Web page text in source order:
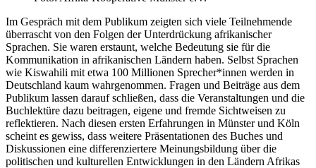
Im Gespräch mit dem Publikum zeigten sich viele Teilnehmende
überrascht von den Folgen der Unterdrückung afrikanischer
Sprachen. Sie waren erstaunt, welche Bedeutung sie für die
Kommunikation in afrikanischen Ländern haben. Selbst Sprachen
wie Kiswahili mit etwa 100 Millionen Sprecher*innen werden in
Deutschland kaum wahrgenommen. Fragen und Beiträge aus dem
Publikum lassen darauf schließen, dass die Veranstaltungen und die
Buchlektüre dazu beitragen, eigene und fremde Sichtweisen zu
reflektieren. Nach diesen ersten Erfahrungen in Münster und Köln
scheint es gewiss, dass weitere Präsentationen des Buches und
Diskussionen eine differenziertere Meinungsbildung über die
politischen und kulturellen Entwicklungen in den Ländern Afrikas